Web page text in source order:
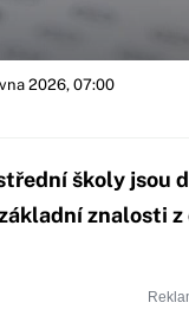
2026, 07:00
školy jsou
znalosti